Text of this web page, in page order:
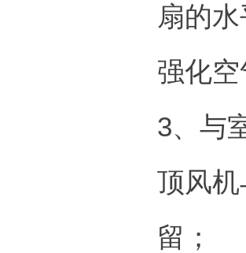
扇的
强化
3、与
顶风
留；